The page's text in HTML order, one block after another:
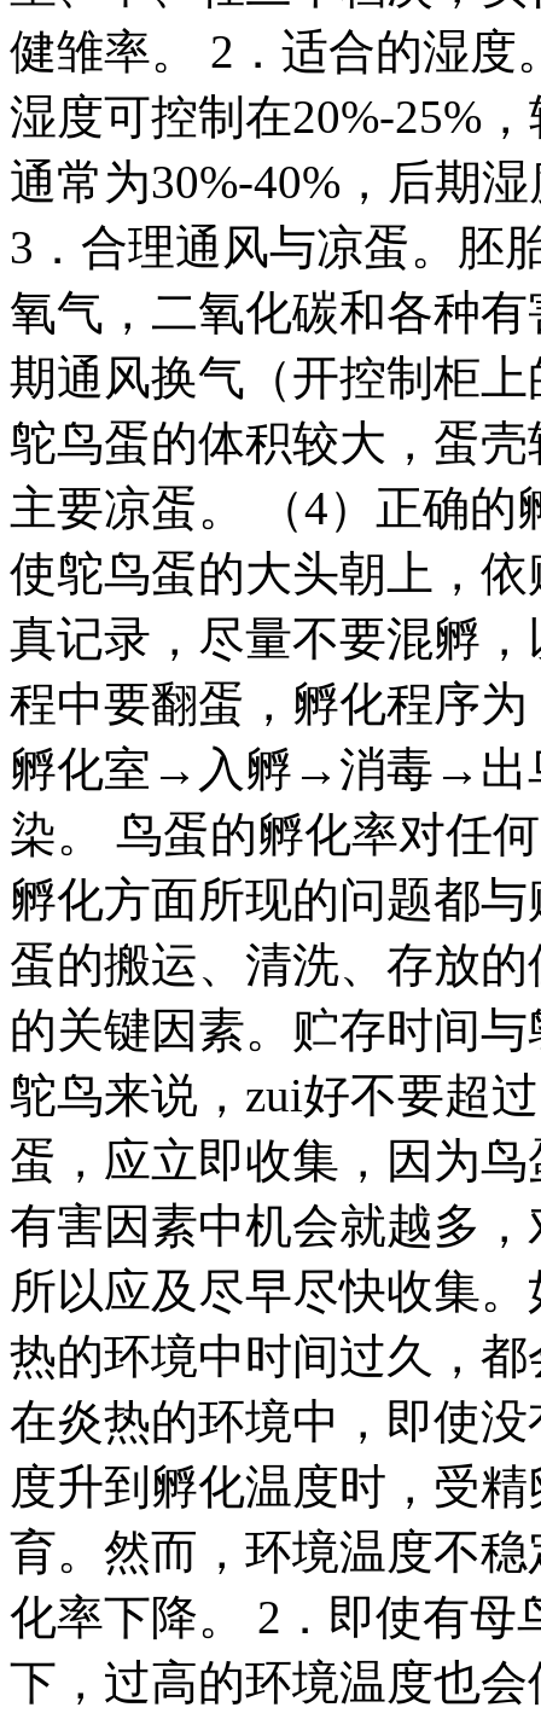
健雏率。 2．适合的湿度
湿度可控制在20%-25%
通常为30%-40%，后期
3．合理通风与凉蛋。胚
氧气，二氧化碳和各种
期通风换气（开控制柜
鸵鸟蛋的体积较大，蛋
主要凉蛋。 （4）正确
使鸵鸟蛋的大头朝上，
真记录，尽量不要混孵
程中要翻蛋，孵化程序
孵化室→入孵→消毒→出
染。 鸟蛋的孵化率对任
孵化方面所现的问题都
蛋的搬运、清洗、存放
的关键因素。贮存时间
鸵鸟来说，zui好不要超
蛋，应立即收集，因为
有害因素中机会就越多
所以应及尽早尽快收集
热的环境中时间过久，
在炎热的环境中，即使
度升到孵化温度时，受
育。然而，环境温度不
化率下降。 2．即使有母
下，过高的环境温度也